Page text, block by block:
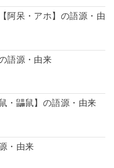
阿呆・アホ】の語源・由
語源・由来
・鼺鼠】の語源・由来
・由来